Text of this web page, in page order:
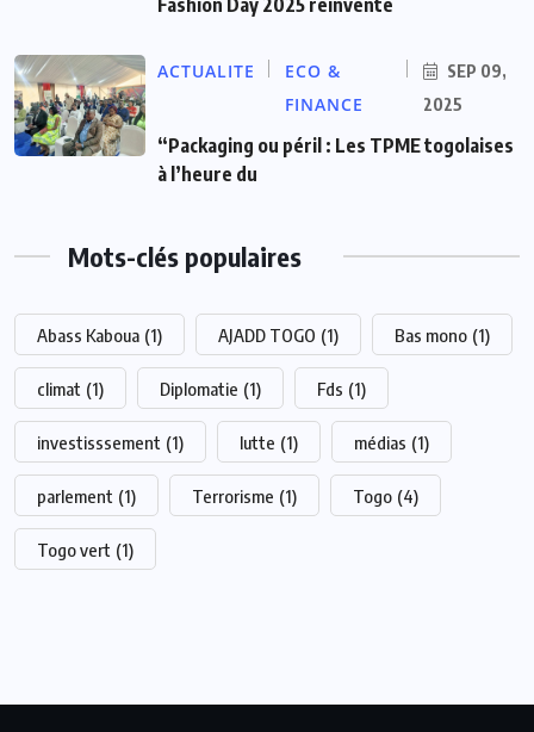
ACTUALITE
ECO &
FINANCE
SEP 09,
2025
“Packaging ou péril : Les TPME togolaises
à l’heure du
Mots-clés populaires
Abass Kaboua (1) AJADD TOGO (1) Bas mono (1)
climat (1) Diplomatie (1) Fds (1)
investisssement (1) lutte (1) médias (1)
parlement (1) Terrorisme (1) Togo (4)
Togo vert (1)